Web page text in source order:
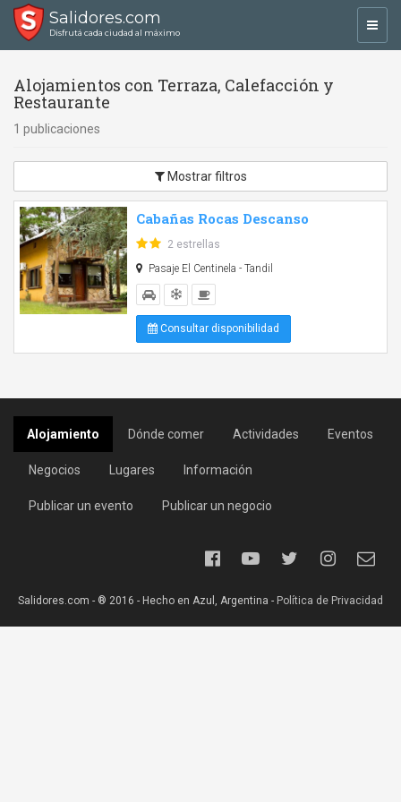
Salidores.com
Disfrutá cada ciudad al máximo
Alojamientos con Terraza, Calefacción y
Restaurante
1 publicaciones
Mostrar filtros
Cabañas Rocas Descanso
2 estrellas
Pasaje El Centinela - Tandil
Consultar disponibilidad
Alojamiento Dónde comer Actividades Eventos
Negocios Lugares Información
Publicar un evento Publicar un negocio
Salidores.com - ® 2016 - Hecho en Azul, Argentina - Política de Privacidad